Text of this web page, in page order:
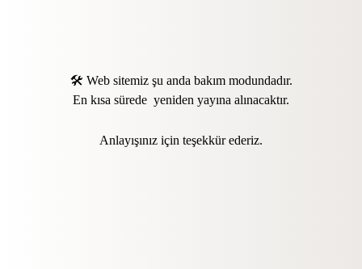
🛠️ Web sitemiz şu anda bakım modundadır.
En kısa sürede yeniden yayına alınacaktır.
Anlayışınız için teşekkür ederiz.